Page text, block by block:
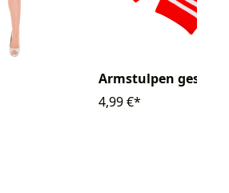
Armstulpen
4,99 €*